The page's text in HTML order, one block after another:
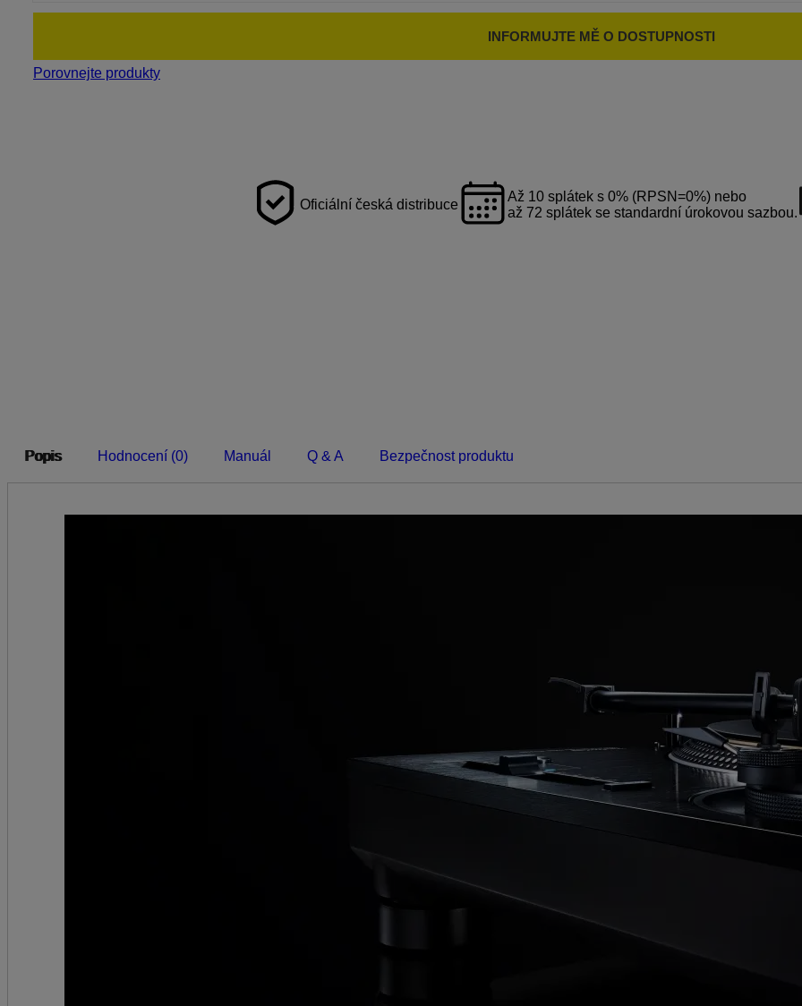
INFORMUJTE MĚ O DOSTUPNOSTI
Porovnejte produkty
Oficiální česká distribuce
Až 10 splátek s 0% (RPSN=0%) nebo
až 72 splátek se standardní úrokovou sazbou.
Popis Hodnocení (0) Manuál Q & A Bezpečnost produktu